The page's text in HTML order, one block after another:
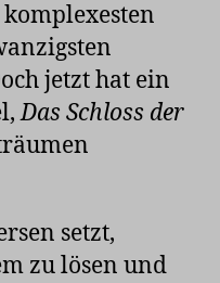
jetzt hat ein
Das Schloss der
setzt,
zu lösen und